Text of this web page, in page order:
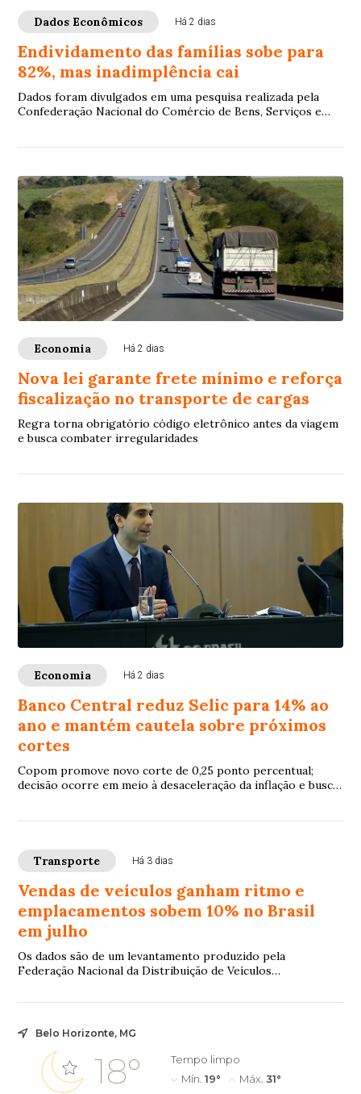
Dados Econômicos Há 2 dias
Endividamento das famílias sobe para
82%, mas inadimplência cai
Dados foram divulgados em uma pesquisa realizada pela
Confederação Nacional do Comércio de Bens, Serviços e
Economia Há 2 dias
Nova lei garante frete mínimo e reforça
fiscalização no transporte de cargas
Regra torna obrigatório código eletrônico antes da viagem
e busca combater irregularidades
Economia Há 2 dias
Banco Central reduz Selic para 14% ao
ano e mantém cautela sobre próximos
cortes
Copom promove novo corte de 0,25 ponto percentual;
decisão ocorre em meio à desaceleração da inflação e busca
Transporte Há 3 dias
Vendas de veículos ganham ritmo e
emplacamentos sobem 10% no Brasil
em julho
Os dados são de um levantamento produzido pela
Federação Nacional da Distribuição de Veículos
Belo Horizonte, MG
18°
Tempo limpo
Mín. 19° Máx. 31°